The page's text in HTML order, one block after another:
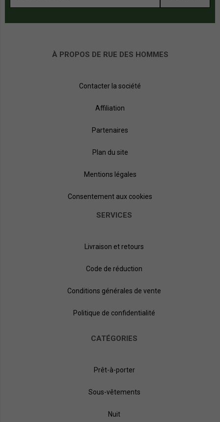
À PROPOS DE RUE DES HOMMES
Contacter la société
Affiliation
Partenaires
Plan du site
Mentions légales
Consentement aux cookies
SERVICES
Livraison et retours
Code de réduction
Conditions générales de vente
Politique de confidentialité
CATÉGORIES
Prêt-à-porter
Sous-vêtements
Nuit